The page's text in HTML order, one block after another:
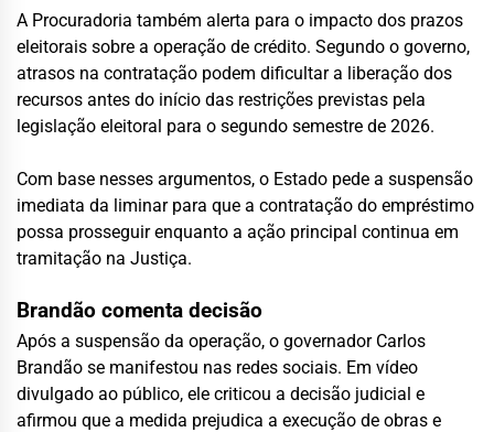
A Procuradoria também alerta para o impacto dos prazos
eleitorais sobre a operação de crédito. Segundo o governo,
atrasos na contratação podem dificultar a liberação dos
recursos antes do início das restrições previstas pela
legislação eleitoral para o segundo semestre de 2026.
Com base nesses argumentos, o Estado pede a suspensão
imediata da liminar para que a contratação do empréstimo
possa prosseguir enquanto a ação principal continua em
tramitação na Justiça.
Brandão comenta decisão
Após a suspensão da operação, o governador Carlos
Brandão se manifestou nas redes sociais. Em vídeo
divulgado ao público, ele criticou a decisão judicial e
afirmou que a medida prejudica a execução de obras e